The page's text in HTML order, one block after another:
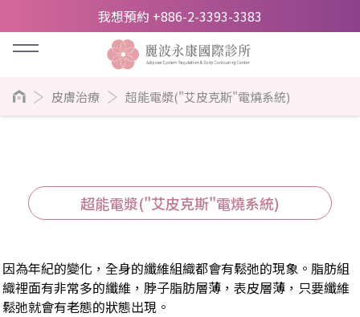
我想預約 +886-2-3393-3383
皮膚治療 超能電漿("艾皮克斯"電燒系統)
超能電漿("艾皮克斯"電燒系統)
因為年紀的變化，全身的纖維組織都會有鬆弛的現象。脂肪組
織裡面有非常多的纖維，脖子脂肪層薄，表皮層薄，只要纖維
鬆弛就會有老態的狀態出現。